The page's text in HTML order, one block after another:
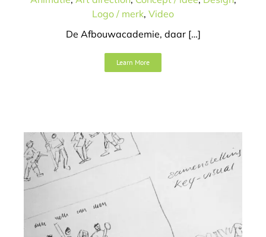
Logo / merk, Video
De Afbouwacademie, daar […]
Learn More
Afbouw
Design Tekst